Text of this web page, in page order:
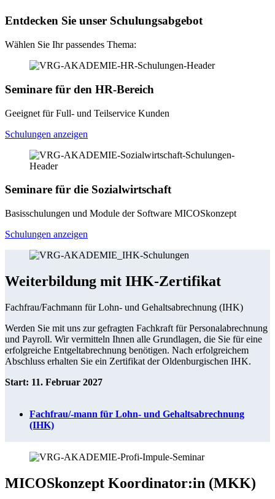
Entdecken Sie unser Schulungsabgebot
Wählen Sie Ihr passendes Thema:
Seminare für den HR-Bereich
Geeignet für Full- und Teilservice Kunden
Schulungen anzeigen
Seminare für die Sozialwirtschaft
Basisschulungen und Module der Software MICOSkonzept
Schulungen anzeigen
Weiterbildung mit IHK-Zertifikat
Fachfrau/Fachmann für Lohn- und Gehaltsabrechnung (IHK)
Werden Sie mit uns zur gefragten Fachkraft für Personalabrechnung
und Payroll. Wir vermitteln Ihnen alle Grundlagen, die Sie für eine
erfolgreiche Entgeltabrechnung benötigen. Nach erfolgreichem
Abschluss erhalten Sie ein Zertifikat der Oldenburgischen IHK.
Start: 11. Februar 2027
Fachfrau/-mann für Lohn- und Gehaltsabrechnung
(IHK)
MICOSkonzept Koordinator:in (MKK)